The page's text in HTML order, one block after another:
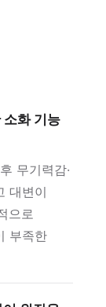
화 기능
무기력감·
대변이
으로
부족한